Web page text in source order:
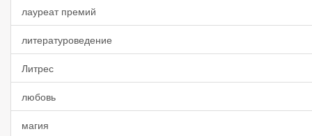
лауреат премий
литературоведение
Литрес
любовь
магия